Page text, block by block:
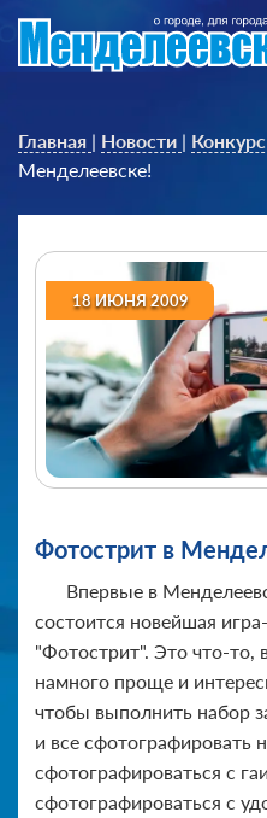
Главная | Новости | Конкурс
Менделеевске!
18 ИЮНЯ 2009
Фотострит в
Впервые в
состоится новейшая
"Фотострит". Это что-то,
намного проще и
чтобы выполнить набор
и все сфотографировать
сфотографироваться с
сфотографироваться с